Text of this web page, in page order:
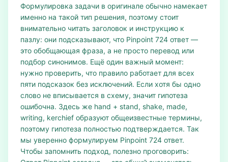
Формулировка задачи в оригинале обычно намекает
именно на такой тип решения, поэтому стоит
внимательно читать заголовок и инструкцию к
пазлу: они подсказывают, что Pinpoint 724 ответ —
это обобщающая фраза, а не просто перевод или
подбор синонимов. Ещё один важный момент:
нужно проверить, что правило работает для всех
пяти подсказок без исключений. Если хотя бы одно
слово не вписывается в схему, значит гипотеза
ошибочна. Здесь же hand + stand, shake, made,
writing, kerchief образуют общеизвестные термины,
поэтому гипотеза полностью подтверждается. Так
мы уверенно формулируем Pinpoint 724 ответ.
Чтобы запомнить подход, полезно проговорить: